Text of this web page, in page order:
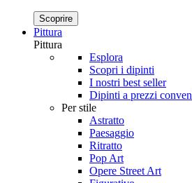
Scoprire
Pittura
Pittura
Esplora
Scopri i dipinti
I nostri best seller
Dipinti a prezzi
Per stile
Astratto
Paesaggio
Ritratto
Pop Art
Opere Street Art